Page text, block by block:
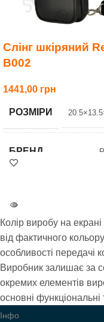
Слінг шкіряний
В002
1441,00
РОЗМІРИ
БРЕНД
УСІ МОДЕЛІ
Колір виробу на
від фактичного
особливості передачі
Виробник залишає за
окремих елементів
основні функціональні
Інфо